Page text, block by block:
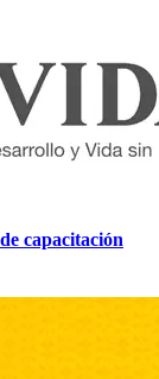
capacitación